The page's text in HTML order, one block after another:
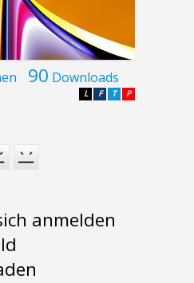
90 Downloads
P
T
F
L
anmelden